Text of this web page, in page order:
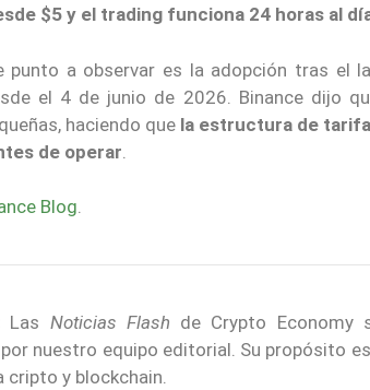
$5 y el trading funciona 24 horas al
punto a observar es la adopción tras el
el 4 de junio de 2026. Binance dijo
haciendo que la estructura de
de operar
Blog.
Las Noticias Flash de Crypto Economy
nuestro equipo editorial. Su propósito
cripto y blockchain.